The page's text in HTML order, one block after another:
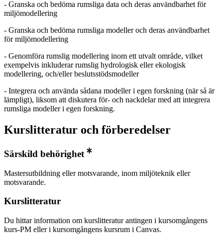
- Granska och bedöma rumsliga data och deras användbarhet för
miljömodellering
- Granska och bedöma rumsliga modeller och deras användbarhet
för miljömodellering
- Genomföra rumslig modellering inom ett utvalt område, vilket
exempelvis inkluderar rumslig hydrologisk eller ekologisk
modellering, och/eller beslutsstödsmodeller
- Integrera och använda sådana modeller i egen forskning (när så är
lämpligt), liksom att diskutera för- och nackdelar med att integrera
rumsliga modeller i egen forskning.
Kurslitteratur och förberedelser
Särskild behörighet
Mastersutbildning eller motsvarande, inom miljöteknik eller
motsvarande.
Kurslitteratur
Du hittar information om kurslitteratur antingen i kursomgångens
kurs-PM eller i kursomgångens kursrum i Canvas.